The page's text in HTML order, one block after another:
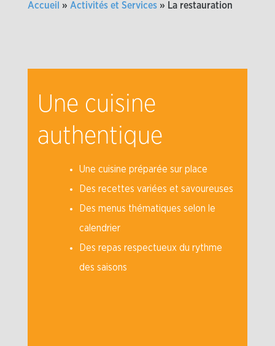
Accueil » Activités et Services» La restauration
Une cuisine
authentique
Une cuisine préparée sur place
Des recettes variées et savoureuses
Des menus thématiques selon le
calendrier
Des repas respectueux du rythme
des saisons